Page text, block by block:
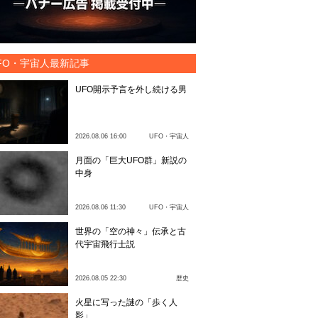
・宇宙人最新記事
UFO開示予言を外し続ける男
2026.08.06 16:00 UFO・宇宙人
月面の「巨大UFO群」新説の
中身
2026.08.06 11:30 UFO・宇宙人
世界の「空の神々」伝承と古
代宇宙飛行士説
2026.08.05 22:30 歴史
火星に写った謎の「歩く人
影」